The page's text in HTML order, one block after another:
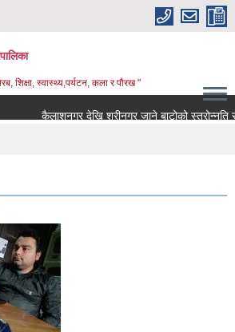
शिक्षा, स्वास्थ्य,पर्यटन, कला र पौरख "